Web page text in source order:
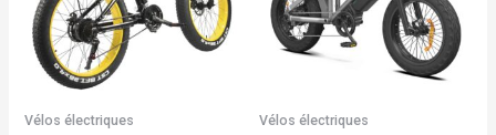
Vélos électriques Vélos électriques